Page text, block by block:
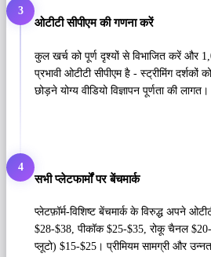
3
ओटीटी सीपीएम की गणना करें
कुल खर्च को पूर्ण दृश्यों से विभाजित करें और
प्रभावी ओटीटी सीपीएम है - स्ट्रीमिंग दर्शकों
छोड़ने योग्य वीडियो विज्ञापन पूर्णता की लागत।
4
सभी प्लेटफार्मों पर बेंचमार्क
प्लेटफ़ॉर्म-विशिष्ट बेंचमार्क के विरुद्ध अपने
$28-$38, पीकॉक $25-$35, रोकू चैनल
प्लूटो) $15-$25। प्रीमियम सामग्री और